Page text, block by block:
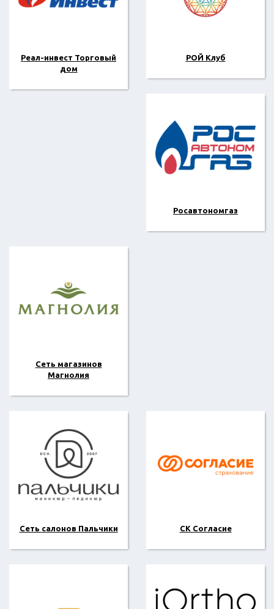
Реал-инвест Торговый
дом
РОЙ Клуб
Росавтономгаз
Сеть магазинов
Магнолия
Сеть салонов Пальчики СК Согласие